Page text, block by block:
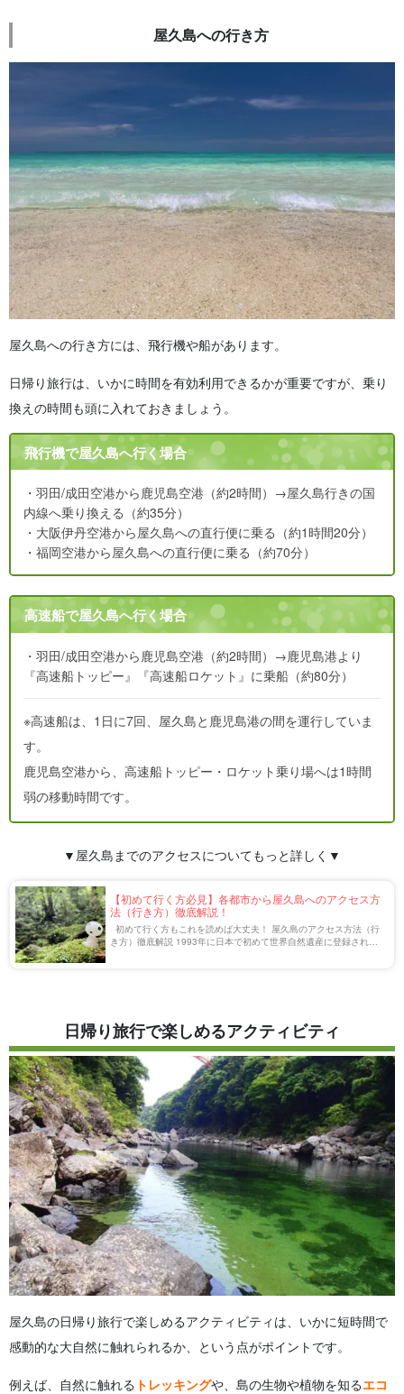
屋久島への行き方
屋久島への行き方には、飛行機や船があります。
日帰り旅行は、いかに時間を有効利用できるかが重要ですが、乗り
換えの時間も頭に入れておきましょう。
飛行機で屋久島へ行く場合
・羽田/成田空港から鹿児島空港（約2時間）→屋久島行きの国
内線へ乗り換える（約35分）
・大阪伊丹空港から屋久島への直行便に乗る（約1時間20分）
・福岡空港から屋久島への直行便に乗る（約70分）
高速船で屋久島へ行く場合
・羽田/成田空港から鹿児島空港（約2時間）→鹿児島港より
『高速船トッピー』『高速船ロケット』に乗船（約80分）
※高速船は、1日に7回、屋久島と鹿児島港の間を運行していま
す。
鹿児島空港から、高速船トッピー・ロケット乗り場へは1時間
弱の移動時間です。
▼屋久島までのアクセスについてもっと詳しく▼
【初めて行く方必見】各都市から屋久島へのアクセス方
法（行き方）徹底解説！
初めて行く方もこれを読めば大丈夫！ 屋久島のアクセス方法（行
き方）徹底解説 1993年に日本で初めて世界自然遺産に登録された
日帰り旅行で楽しめるアクティビティ
屋久島の日帰り旅行で楽しめるアクティビティは、いかに短時間で
感動的な大自然に触れられるか、という点がポイントです。
例えば、自然に触れる トレッキングや、島の生物や植物を知るエコ